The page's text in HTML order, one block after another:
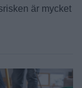
är mycket